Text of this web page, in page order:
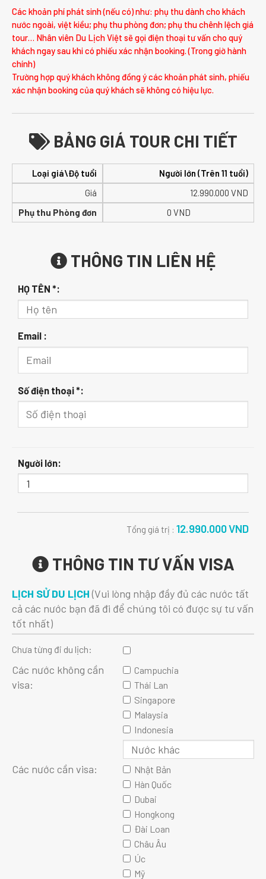
Các khoản phí phát sinh (nếu có) như: phụ thu dành cho khách
nước ngoài, việt kiều; phụ thu phòng đơn; phụ thu chênh lệch giá
tour… Nhân viên Du Lịch Việt sẽ gọi điện thoại tư vấn cho quý
khách ngay sau khi có phiếu xác nhận booking. (Trong giờ hành
chính)
Trường hợp quý khách không đồng ý các khoản phát sinh, phiếu
xác nhận booking của quý khách sẽ không có hiệu lực.
BẢNG GIÁ TOUR CHI TIẾT
Loại giá\Độ tuổi
Người lớn (Trên 11 tuổi)
Giá
12.990.000 VND
Phụ thu Phòng đơn
0 VND
THÔNG TIN LIÊN HỆ
HỌ TÊN *:
Email :
Số điện thoại *:
Người lớn:
Tổng giá trị : 12.990.000VND
THÔNG TIN TƯ VẤN VISA
LỊCH SỬ DU LỊCH(Vui lòng nhập đầy đủ các nước tất
cả các nước bạn đã đi để chúng tôi có được sự tư vấn
tốt nhất)
Chưa từng đi du lịch:
Các nước không cần
visa:
Campuchia
Thái Lan
Singapore
Malaysia
Indonesia
Các nước cần visa:
Nhật Bản
Hàn Quốc
Dubai
Hongkong
Đài Loan
Châu Âu
Úc
Mỹ